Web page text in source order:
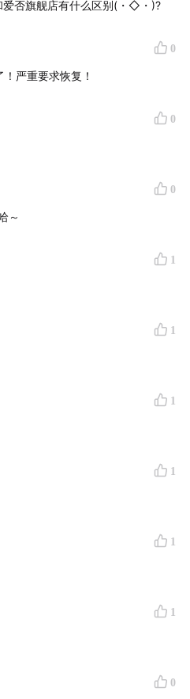
爱否旗舰店有什么区别(・◇・)?
0
严重要求恢复！
0
0
～
1
1
1
1
1
1
0